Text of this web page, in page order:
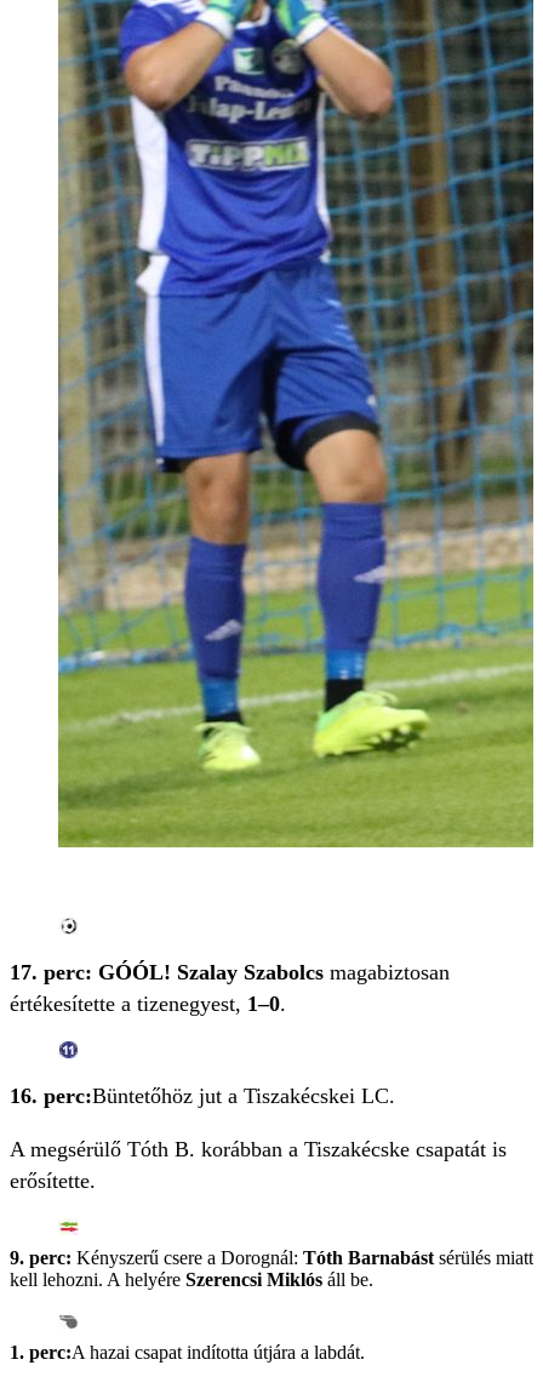
17. perc: GÓÓL! Szalay Szabolcs magabiztosan
értékesítette a tizenegyest, 1–0.
16. perc:Büntetőhöz jut a Tiszakécskei LC.
A megsérülő Tóth B. korábban a Tiszakécske csapatát is
erősítette.
9. perc: Kényszerű csere a Dorognál: Tóth Barnabást sérülés miatt
kell lehozni. A helyére Szerencsi Miklós áll be.
1. perc:A hazai csapat indította útjára a labdát.